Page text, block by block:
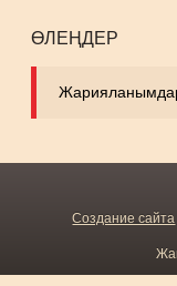
ӨЛЕҢДЕР
Создание сайта